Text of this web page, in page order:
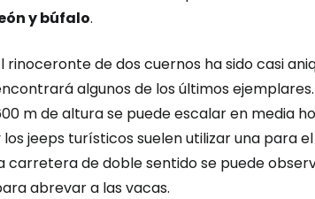
y búfalo.
rinoceronte de dos cuernos ha sido casi
algunos de los últimos
m de altura se puede escalar en media
los jeeps turísticos suelen utilizar una para
carretera de doble sentido se puede
abrevar a las vacas.
Iniciar